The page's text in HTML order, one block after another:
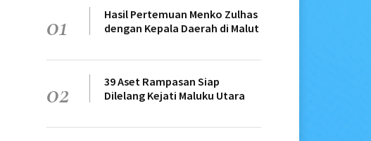
01
Hasil Pertemuan Menko Zulhas
dengan Kepala Daerah di Malut
02
39 Aset Rampasan Siap
Dilelang Kejati Maluku Utara